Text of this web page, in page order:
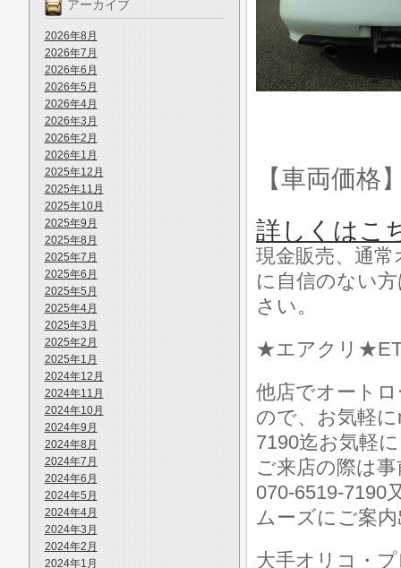
アーカイブ
2026年8月
2026年7月
2026年6月
2026年5月
2026年4月
2026年3月
2026年2月
2026年1月
2025年12月
2025年11月
2025年10月
2025年9月
2025年8月
2025年7月
2025年6月
2025年5月
2025年4月
2025年3月
2025年2月
2025年1月
2024年12月
2024年11月
2024年10月
2024年9月
2024年8月
2024年7月
2024年6月
2024年5月
2024年4月
2024年3月
2024年2月
2024年1月
【車両価格
詳しくはこ
現金販売、通
に自信のない
さい。
★エアクリ
他店でオート
ので、お気軽
7190迄お気軽
ご来店の際は
070-6519-7190
ムーズにご案
大手オリコ・